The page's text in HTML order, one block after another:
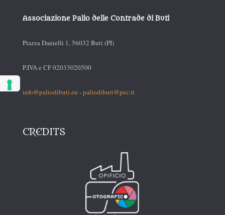
Associazione Palio delle Contrade di Buti
Piazza Danielli 1, 56032 Buti (PI)
P.IVA e CF 02033020500
info@paliodibuti.eu -paliodibuti@pec.it
CREDITS